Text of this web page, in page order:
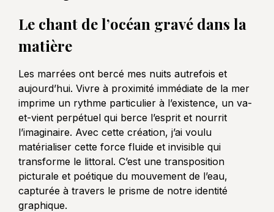
Le chant de l’océan gravé dans la
matière
Les marrées ont bercé mes nuits autrefois et
aujourd’hui. Vivre à proximité immédiate de la mer
imprime un rythme particulier à l’existence, un va-
et-vient perpétuel qui berce l’esprit et nourrit
l’imaginaire. Avec cette création, j’ai voulu
matérialiser cette force fluide et invisible qui
transforme le littoral. C’est une transposition
picturale et poétique du mouvement de l’eau,
capturée à travers le prisme de notre identité
graphique.